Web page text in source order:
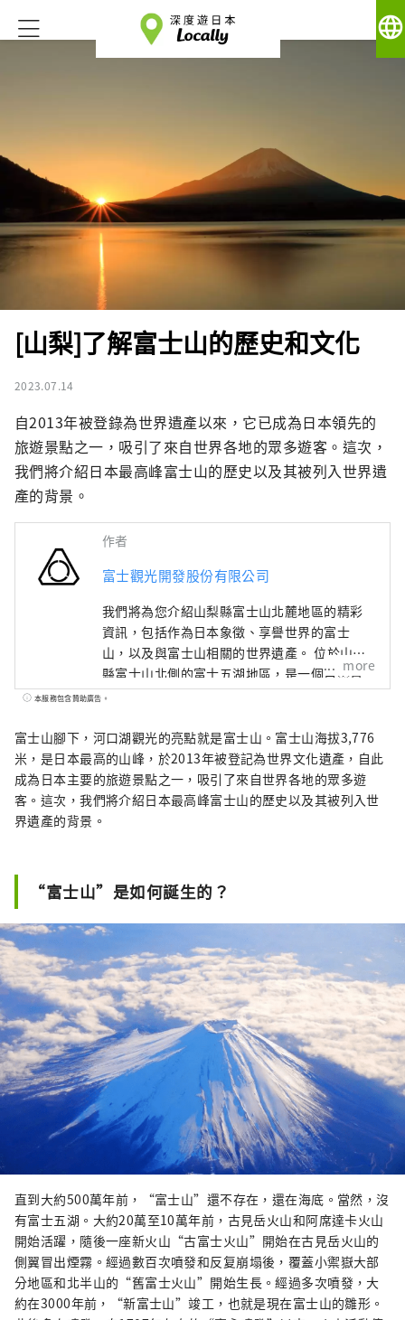
language
[山梨]了解富士山的歷史和文化
2023.07.14
自2013年被登錄為世界遺產以來，它已成為日本領先的
旅遊景點之一，吸引了來自世界各地的眾多遊客。這次，
我們將介紹日本最高峰富士山的歷史以及其被列入世界遺
產的背景。
作者
富士觀光開發股份有限公司
我們將為您介紹山梨縣富士山北麓地區的精彩
資訊，包括作為日本象徵、享譽世界的富士
山，以及與富士山相關的世界遺產。 位於山梨
縣富士山北側的富士五湖地區，是一個自然資
源豐富的區域，由本栖湖、精進湖、西湖、河
文組織世界文化遺產「富士山－信仰的對象與
藝術的泉源」，包含了許多文化資產，例如北
口本宮富士淺間神社、河口淺間神社、富士御
室淺間神社，以及天然紀念物忍野八海等，部
塔交織而成的絕美景色；夏季可於大石公園享
受河口湖香草節；秋季可在河口湖紅葉迴廊欣
賞富士山與楓葉美景；冬季則可在 Fujiten
Snow Resort 一邊欣賞壯麗富士山，一邊享受
滑雪與單板滑雪樂趣。 近年來，在富士山壯闊
自然環境中進行健行、自行車與露營等戶外活
動的人數也逐漸增加。 本公司以富士山北麓河
口湖地區為據點，經營多項設施，包括利用富
士山自然環境打造的主題樂園「Fuji Subaru
Land」、使用富士山天然水釀造並享譽國際的
精釀啤酒「Fujizakura Heights Beer」、取自
富士山麓地下1,000公尺天然溫泉的「Fuji
Chobo no Yu Yurari Onsen」，以及可享受冬
季活動的「Fujiten Snow Resort」。 今後，我
們也將持續從富士山北麓河口湖地區，向世界
傳遞四季變化中的富士山之美。
more
本服務包含贊助廣告。
富士山腳下，河口湖觀光的亮點就是富士山。富士山海拔3,776
米，是日本最高的山峰，於2013年被登記為世界文化遺產，自此
成為日本主要的旅遊景點之一，吸引了來自世界各地的眾多遊
客。這次，我們將介紹日本最高峰富士山的歷史以及其被列入世
界遺產的背景。
“富士山”是如何誕生的？
直到大約500萬年前，“富士山”還不存在，還在海底。當然，沒
有富士五湖。大約20萬至10萬年前，古見岳火山和阿席達卡火山
開始活躍，隨後一座新火山“古富士火山”開始在古見岳火山的
側翼冒出煙霧。經過數百次噴發和反复崩塌後，覆蓋小禦嶽大部
分地區和北半山的“舊富士火山”開始生長。經過多次噴發，大
約在3000年前，“新富士山”竣工，也就是現在富士山的雛形。